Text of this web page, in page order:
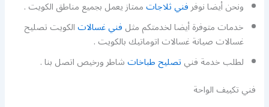
ونحن أيضا نوفرفني ثلاجاتممتاز يعمل بجميع مناطق الكويت .
خدمات متوفرة أيضا لخدمتكم مثلفني غسالاتالكويت تصليح
غسالات صيانة غسالات اتوماتيك بالكويت .
لطلب خدمة فنيتصليح طباخاتشاطر ورخيص اتصل بنا .
فني تكييف الواحة